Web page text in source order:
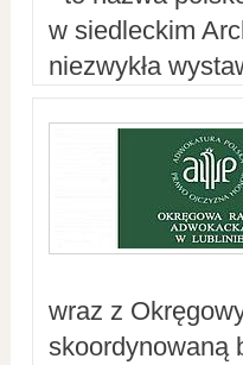
w siedleckim
niezwykła
wraz z
skoordynowaną